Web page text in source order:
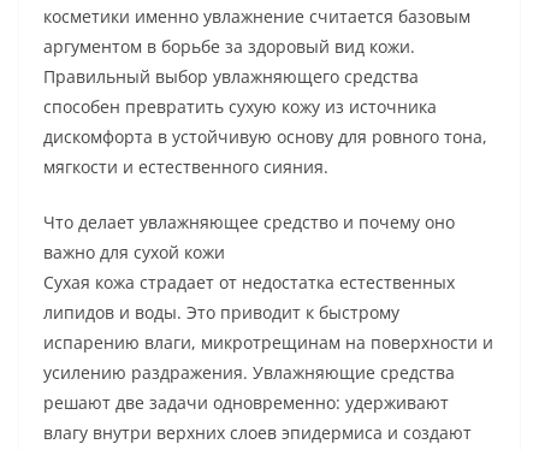
косметики именно увлажнение считается базовым
аргументом в борьбе за здоровый вид кожи.
Правильный выбор увлажняющего средства
способен превратить сухую кожу из источника
дискомфорта в устойчивую основу для ровного тона,
мягкости и естественного сияния.
Что делает увлажняющее средство и почему оно
важно для сухой кожи
Сухая кожа страдает от недостатка естественных
липидов и воды. Это приводит к быстрому
испарению влаги, микротрещинам на поверхности и
усилению раздражения. Увлажняющие средства
решают две задачи одновременно: удерживают
влагу внутри верхних слоев эпидермиса и создают